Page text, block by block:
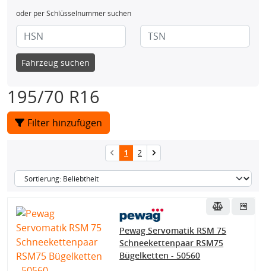
oder per Schlüsselnummer suchen
Fahrzeug suchen
195/70 R16
Filter hinzufügen
1 2
Pewag Servomatik RSM 75
Schneekettenpaar RSM75
Bügelketten - 50560